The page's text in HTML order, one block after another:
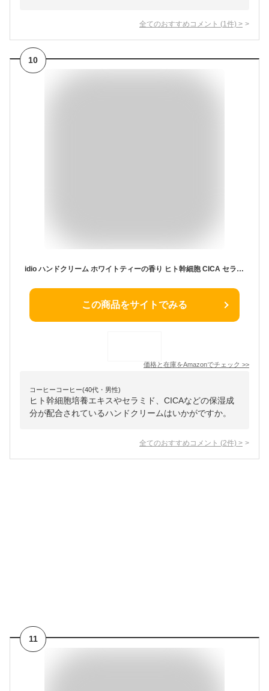
全てのおすすめコメント (1 件) >
10
idio ハンドクリーム ホワイトティーの香り ヒト幹細胞 CICA セラミド 手荒れ 乾燥 保湿 30g 2本セット
この商品をサイトでみる
価格と在庫をAmazonでチェック >>
コーヒーコーヒー(40代・男性)
ヒト幹細胞培養エキスやセラミド、CICAなどの保湿成
分が配合されているハンドクリームはいかがですか。
全てのおすすめコメント (2件) >
11